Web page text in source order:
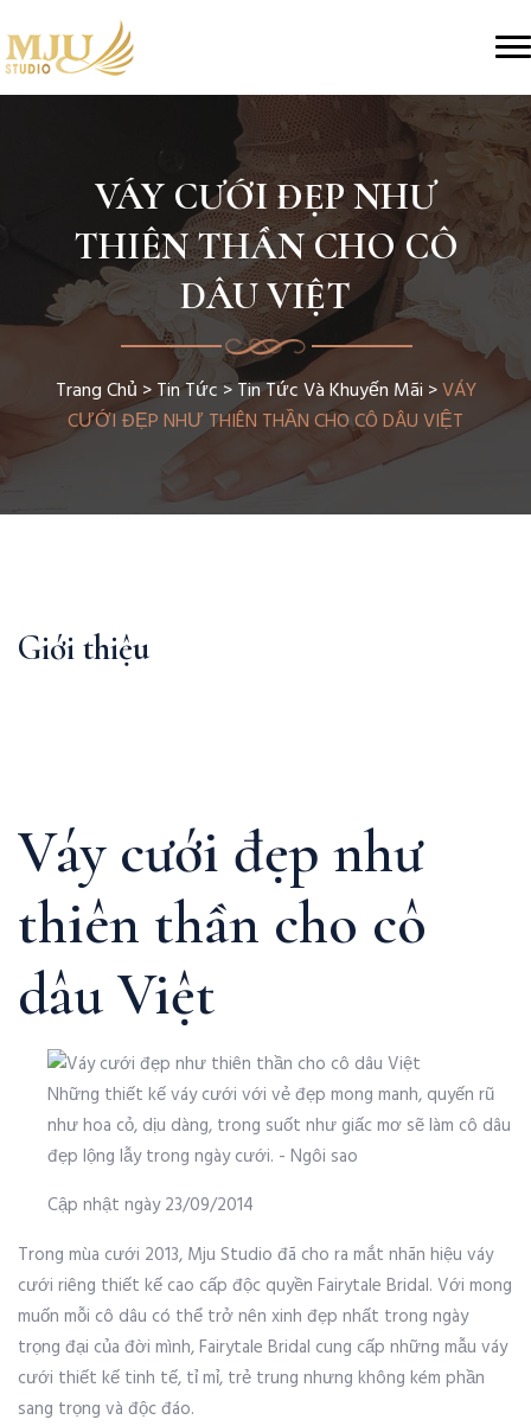
VÁY CƯỚI ĐẸP NHƯ
THIÊN THẦN CHO CÔ
DÂU VIỆT
Trang Chủ >Tin Tức > Tin Tức Và Khuyến Mãi >VÁY
CƯỚI ĐẸP NHƯ THIÊN THẦN CHO CÔ DÂU VIỆT
Giới thiệu
Váy cưới đẹp như
thiên thần cho cô
dâu Việt
Những thiết kế váy cưới với vẻ đẹp mong manh, quyến rũ
như hoa cỏ, dịu dàng, trong suốt như giấc mơ sẽ làm cô dâu
đẹp lộng lẫy trong ngày cưới. - Ngôi sao
Cập nhật ngày 23/09/2014
Trong mùa cưới 2013, Mju Studio đã cho ra mắt nhãn hiệu váy
cưới riêng thiết kế cao cấp độc quyền Fairytale Bridal. Với mong
muốn mỗi cô dâu có thể trở nên xinh đẹp nhất trong ngày
trọng đại của đời mình, Fairytale Bridal cung cấp những mẫu váy
cưới thiết kế tinh tế, tỉ mỉ, trẻ trung nhưng không kém phần
sang trọng và độc đáo.